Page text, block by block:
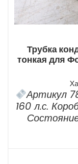
Трубка
тонкая для
Артикул
160 л.с.